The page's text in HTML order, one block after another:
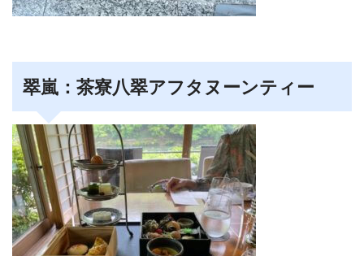
翠嵐：茶寮八翠アフタヌーンティー